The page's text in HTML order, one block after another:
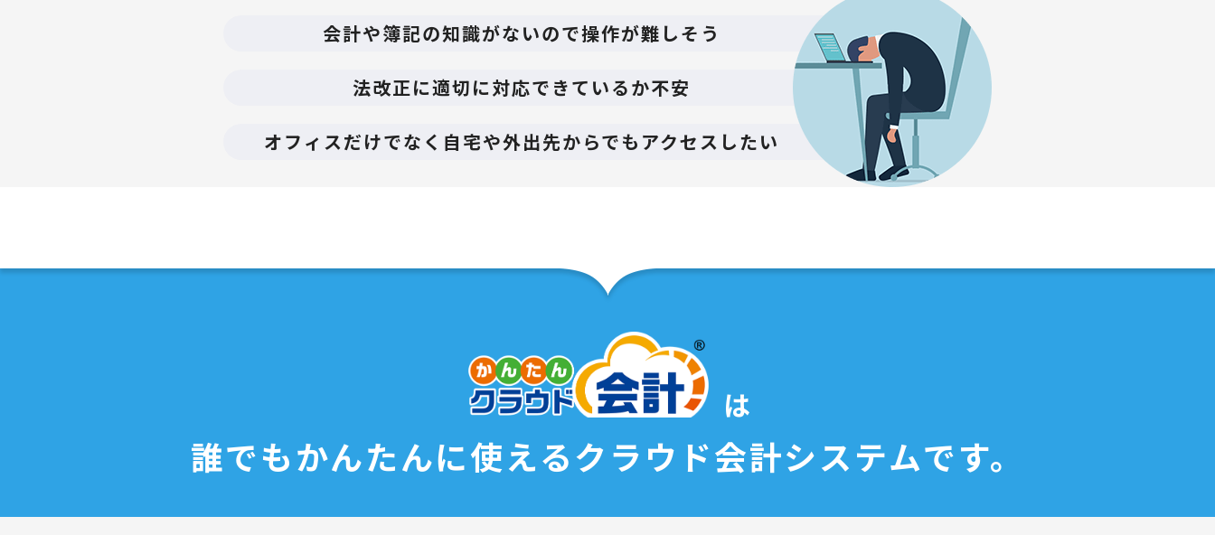
会計や簿記の知識がないので操作が難しそう
法改正に適切に対応できているか不安
オフィスだけでなく自宅や外出先からでもアクセスしたい
は
誰でもかんたんに使えるクラウド会計システムです。